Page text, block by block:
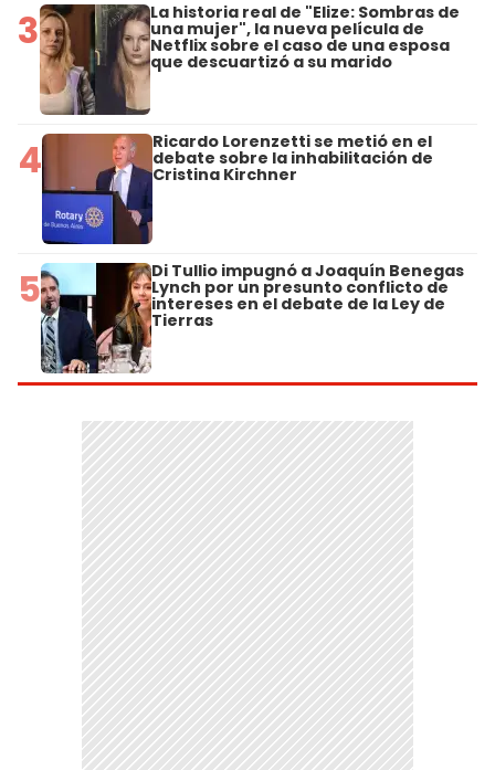
3 La historia real de "Elize: Sombras de
una mujer", la nueva película de
Netflix sobre el caso de una esposa
que descuartizó a su marido
4 Ricardo Lorenzetti se metió en el
debate sobre la inhabilitación de
Cristina Kirchner
5 Di Tullio impugnó a Joaquín Benegas
Lynch por un presunto conflicto de
intereses en el debate de la Ley de
Tierras